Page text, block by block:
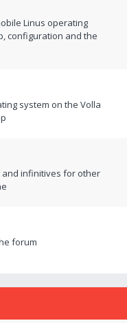
Linus operating
configuration and the
system on the Volla
and infinitives for other
forum